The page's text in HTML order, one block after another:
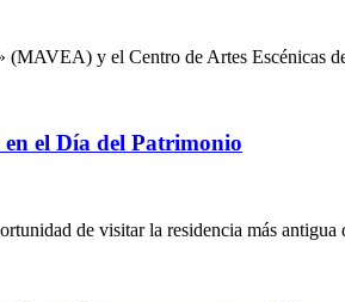
(MAVEA) y el Centro de Artes Escénicas
el Día del Patrimonio
de visitar la residencia más antigua